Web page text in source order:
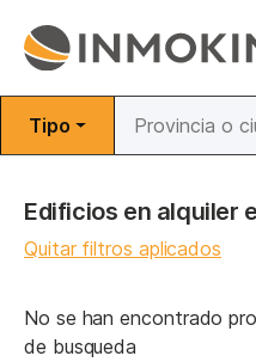
Tipo
Edificios en alquiler
Quitar filtros aplicados
No se han encontrado
de busqueda